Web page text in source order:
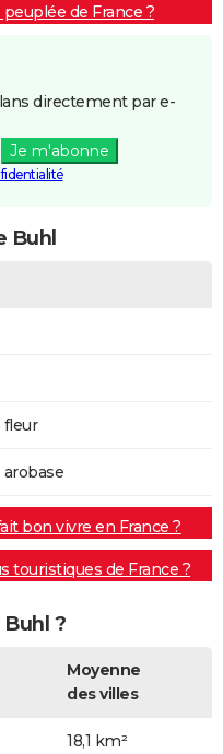
de France ?
directement par e-
Je m'abonne
Buhl
fleur
bon vivre en France ?
touristiques de France ?
?
Moyenne
des villes
18,1 km²